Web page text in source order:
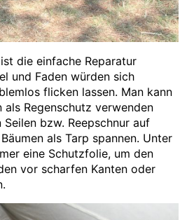
die einfache Reparatur
und Faden würden sich
flicken lassen. Man kann
als Regenschutz verwenden
bzw. Reepschnur auf
als Tarp spannen. Unter
eine Schutzfolie, um den
vor scharfen Kanten oder